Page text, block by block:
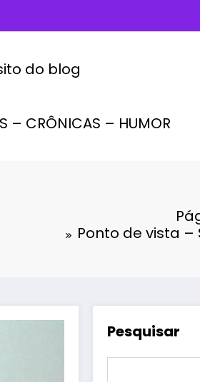
do blog
– CRÔNICAS – HUMOR
Ponto de vista
Pesquisar